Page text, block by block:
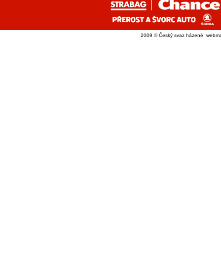
2009 © Český svaz házené,